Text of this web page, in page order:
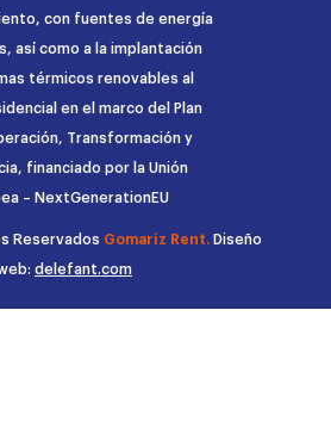
con fuentes de energía
así como a la implantación
térmicos renovables al
en el marco del Plan
Transformación y
financiado por la Unión
– NextGenerationEU
Reservados Gomariz Rent. Diseño
delefant.com